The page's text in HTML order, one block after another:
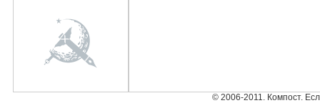
© 2006-2011. Компост.